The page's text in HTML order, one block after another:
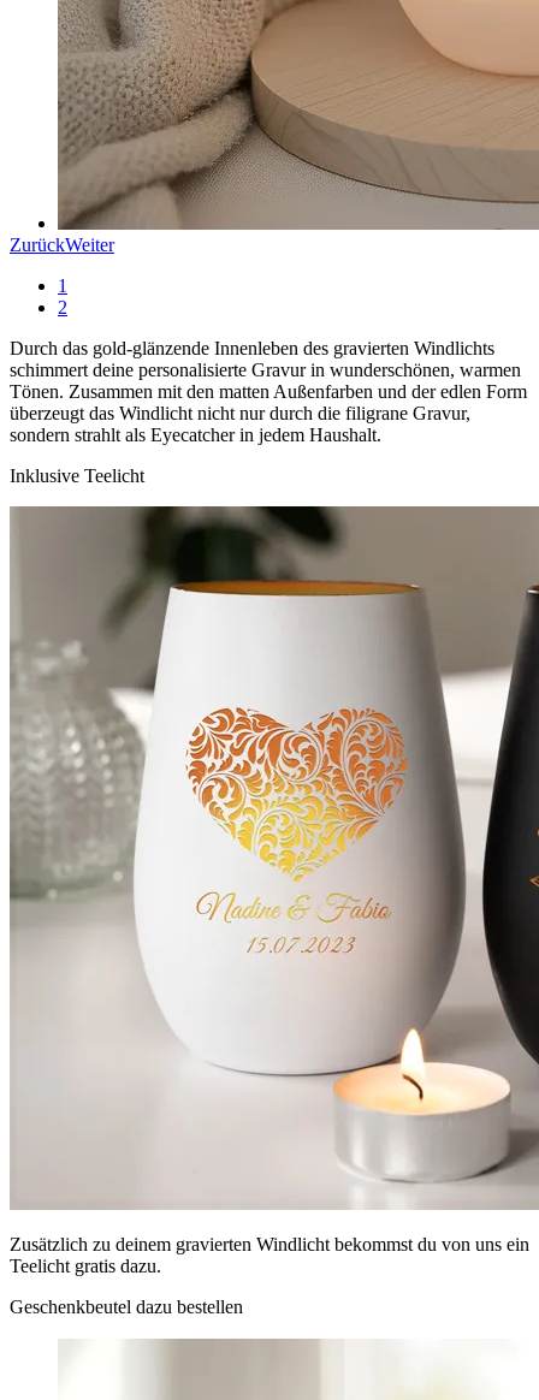
ZurückWeiter
1
2
Durch das gold-glänzende Innenleben des gravierten Windlichts
schimmert deine personalisierte Gravur in wunderschönen, warmen
Tönen. Zusammen mit den matten Außenfarben und der edlen Form
überzeugt das Windlicht nicht nur durch die filigrane Gravur,
sondern strahlt als Eyecatcher in jedem Haushalt.
Inklusive Teelicht
Zusätzlich zu deinem gravierten Windlicht bekommst du von uns ein
Teelicht gratis dazu.
Geschenkbeutel dazu bestellen